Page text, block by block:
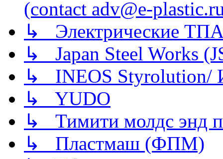
(contact adv@e-
↳ Электрические
↳ Japan Steel Works
↳ INEOS
↳ YUDO
↳ Тимити молдс энд
↳ Пластмаш (ФПМ)